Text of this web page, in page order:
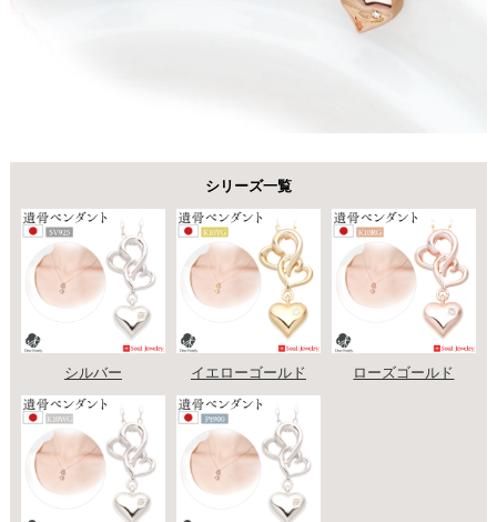
シリーズ一覧
シルバー イエローゴールド ローズゴールド